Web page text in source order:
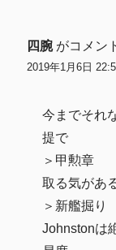
四腕 がコメン
2019年1月6日
今までそれ
提で
＞甲勲章
取る気があ
＞新艦掘り
Johnstonは